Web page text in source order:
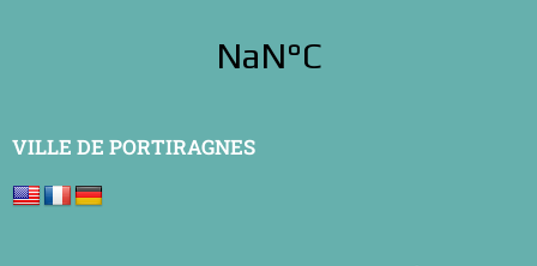
VILLE DE PORTIRAGNES